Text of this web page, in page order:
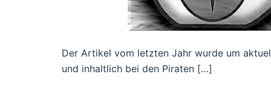
Der Artikel vom letzten Jahr wurde um
und inhaltlich bei den Piraten […]